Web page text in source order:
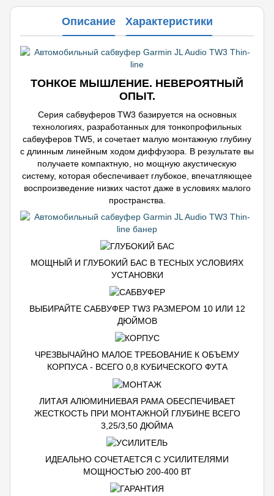
Описание Характеристики
ТОНКОЕ МЫШЛЕНИЕ. НЕВЕРОЯТНЫЙ
ОПЫТ.
Серия сабвуферов TW3 базируется на основных
технологиях, разработанных для тонкопрофильных
сабвуферов TW5, и сочетает малую монтажную глубину
с длинным линейным ходом диффузора. В результате вы
получаете компактную, но мощную акустическую
систему, которая обеспечивает глубокое, впечатляющее
воспроизведение низких частот даже в условиях малого
пространства.
МОЩНЫЙ И ГЛУБОКИЙ БАС В ТЕСНЫХ УСЛОВИЯХ
УСТАНОВКИ
ВЫБИРАЙТЕ САБВУФЕР TW3 РАЗМЕРОМ 10 ИЛИ 12
ДЮЙМОВ
ЧРЕЗВЫЧАЙНО МАЛОЕ ТРЕБОВАНИЕ К ОБЪЕМУ
КОРПУСА - ВСЕГО 0,8 КУБИЧЕСКОГО ФУТА
ЛИТАЯ АЛЮМИНИЕВАЯ РАМА ОБЕСПЕЧИВАЕТ
ЖЕСТКОСТЬ ПРИ МОНТАЖНОЙ ГЛУБИНЕ ВСЕГО
3,25/3,50 ДЮЙМА
ИДЕАЛЬНО СОЧЕТАЕТСЯ С УСИЛИТЕЛЯМИ
МОЩНОСТЬЮ 200-400 ВТ